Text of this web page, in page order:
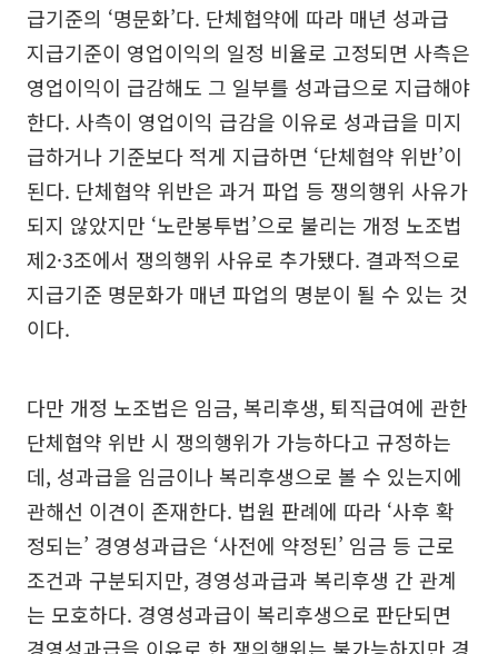
급기준의 ‘명문화’다. 단체협약에 따라 매년 성과급
지급기준이 영업이익의 일정 비율로 고정되면 사측은
영업이익이 급감해도 그 일부를 성과급으로 지급해야
한다. 사측이 영업이익 급감을 이유로 성과급을 미지
급하거나 기준보다 적게 지급하면 ‘단체협약 위반’이
된다. 단체협약 위반은 과거 파업 등 쟁의행위 사유가
되지 않았지만 ‘노란봉투법’으로 불리는 개정 노조법
제2·3조에서 쟁의행위 사유로 추가됐다. 결과적으로
지급기준 명문화가 매년 파업의 명분이 될 수 있는 것
이다.
다만 개정 노조법은 임금, 복리후생, 퇴직급여에 관한
단체협약 위반 시 쟁의행위가 가능하다고 규정하는
데, 성과급을 임금이나 복리후생으로 볼 수 있는지에
관해선 이견이 존재한다. 법원 판례에 따라 ‘사후 확
정되는’ 경영성과급은 ‘사전에 약정된’ 임금 등 근로
조건과 구분되지만, 경영성과급과 복리후생 간 관계
는 모호하다. 경영성과급이 복리후생으로 판단되면